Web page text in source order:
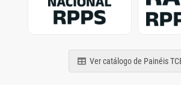
de municípios e estados
brasileiros
Ver catálogo de Painéis